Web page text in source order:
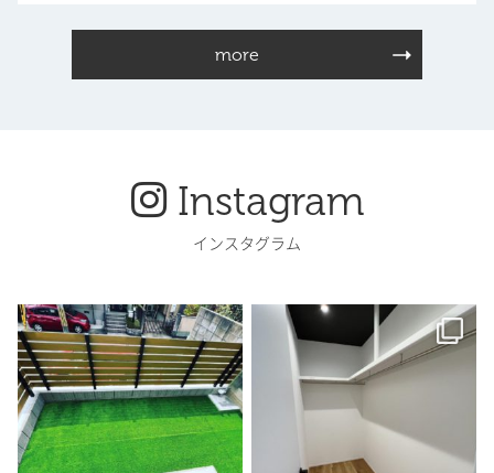
more
Instagram
インスタグラム